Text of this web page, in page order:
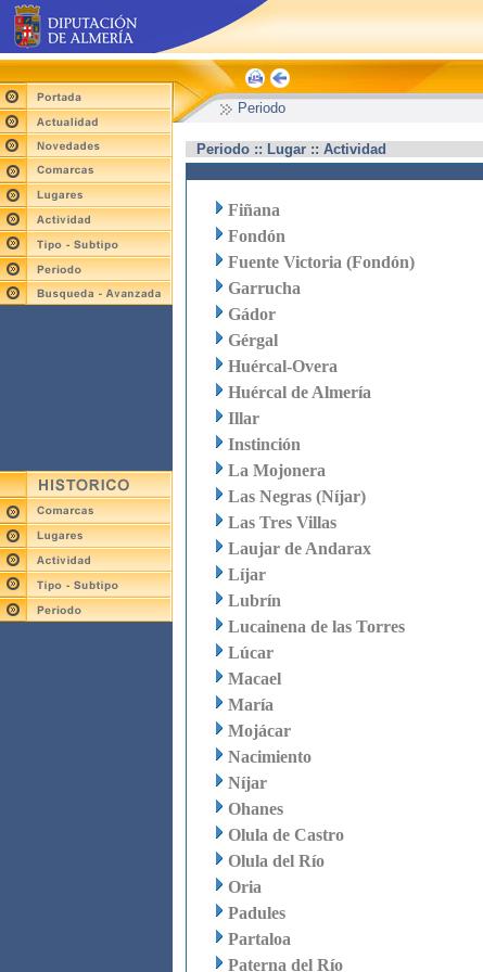
Periodo
Periodo :: Lugar :: Actividad
Fiñana
Fondón
Fuente Victoria (Fondón)
Garrucha
Gádor
Gérgal
Huércal-Overa
Huércal de Almería
Illar
Instinción
La Mojonera
Las Negras (Níjar)
Las Tres Villas
Laujar de Andarax
Líjar
Lubrín
Lucainena de las Torres
Lúcar
Macael
María
Mojácar
Nacimiento
Níjar
Ohanes
Olula de Castro
Olula del Río
Oria
Padules
Partaloa
Paterna del Río